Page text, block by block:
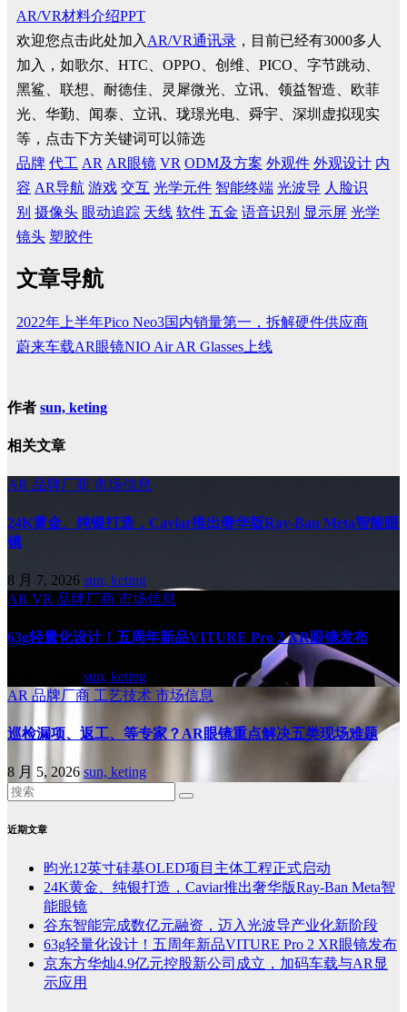
AR/VR材料介绍PPT
欢迎您点击此处加入 AR/VR通讯录 ，目前已经有3000多人
加入，如歌尔、HTC、OPPO、创维、PICO、字节跳动、
黑鲨、联想、耐德佳、灵犀微光、立讯、领益智造、欧菲
光、华勤、闻泰、立讯、珑璟光电、舜宇、深圳虚拟现实
等，点击下方关键词可以筛选
品牌 代工 AR AR眼镜 VR ODM及方案 外观件 外观设计 内
容 AR导航 游戏 交互 光学元件 智能终端 光波导 人脸识
别 摄像头 眼动追踪 天线 软件 五金 语音识别 显示屏 光学
镜头 塑胶件
文章导航
2022年上半年Pico Neo3国内销量第一，拆解硬件供应商
蔚来车载AR眼镜NIO Air AR Glasses上线
作者 sun, keting
相关文章
AR 品牌厂商 市场信息
24K黄金、纯银打造，Caviar推出奢华版Ray-Ban Meta智能眼
镜
8 月 7, 2026 sun, keting
AR VR 品牌厂商 市场信息
63g轻量化设计！五周年新品VITURE Pro 2 XR眼镜发布
sun, keting
AR 品牌厂商 工艺技术 市场信息
巡检漏项、返工、等专家？AR眼镜重点解决五类现场难题
8 月 5, 2026 sun, keting
近期文章
昀光12英寸硅基OLED项目主体工程正式启动
24K黄金、纯银打造，Caviar推出奢华版Ray-Ban Meta智
能眼镜
谷东智能完成数亿元融资，迈入光波导产业化新阶段
63g轻量化设计！五周年新品VITURE Pro 2 XR眼镜发布
京东方华灿4.9亿元控股新公司成立，加码车载与AR显
示应用